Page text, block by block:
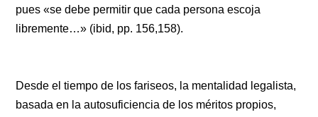
pues «se debe permitir que cada persona escoja
libremente…» (ibid, pp. 156,158).
Desde el tiempo de los fariseos, la mentalidad legalista,
basada en la autosuficiencia de los méritos propios,